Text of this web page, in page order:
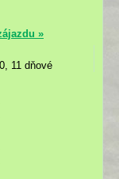
»
11 dňové